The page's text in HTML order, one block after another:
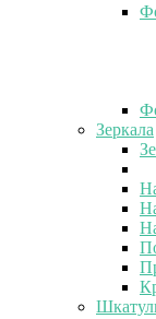
Зеркала